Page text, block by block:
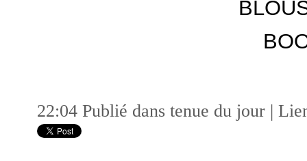
22:04 Publié dans tenue du jour |